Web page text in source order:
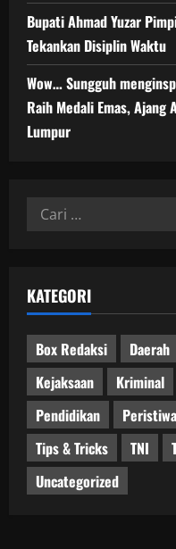
Bupati Ahmad Yuzar
Tekankan Disiplin Waktu
Wow… Sungguh
Raih Medali Emas, Ajang
Lumpur
Cari
KATEGORI
Box Redaksi Daerah
Kejaksaan
Kriminal
Pendidikan
Peristiwa
Tips & Tricks
TNI
Uncategorized